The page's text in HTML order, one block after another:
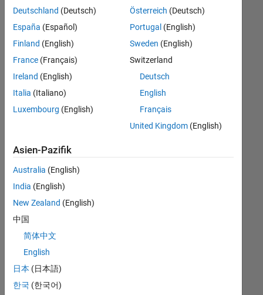
können
die
Suchkriterien
weiter
fassen
oder
alle
Stellenangebote
anzeigen .
noch
keine
offenen
Stellen
können,
die
Ihren
entsprechen,
werden
Deutschland (Deutsch)
España (Español)
Finland (English)
France (Français)
Ireland (English)
Italia (Italiano)
Luxembourg (English)
Österreich (Deutsch)
Portugal (English)
Sweden (English)
Switzerland
Deutsch
English
Français
United Kingdom(English)
Asien-Pazifik
Australia (English)
India (English)
New Zealand (English)
中国
简体中文
English
日本 (日本語)
한국 (한국어)